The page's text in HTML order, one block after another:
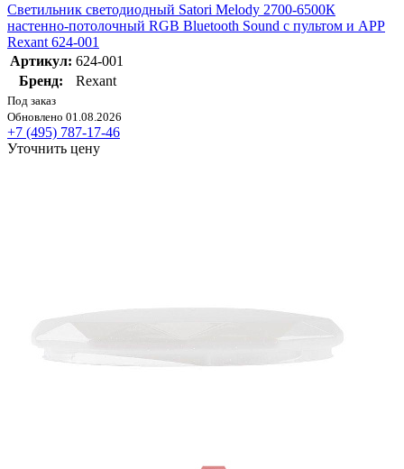
Светильник светодиодный Satori Melody 2700-6500К
настенно-потолочный RGB Bluetooth Sound с пультом и APP
Rexant 624-001
Артикул: 624-001
Бренд:
Rexant
Под заказ
Обновлено 01.08.2026
+7 (495) 787-17-46
Уточнить цену